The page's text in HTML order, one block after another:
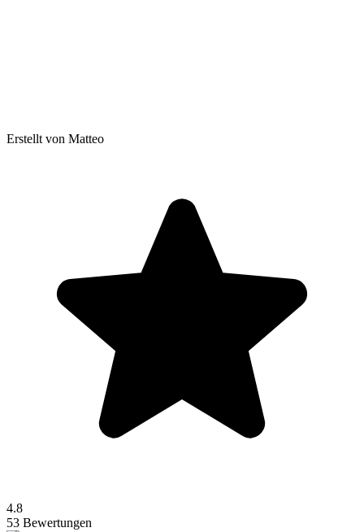
Erstellt von Matteo
4.8
53 Bewertungen